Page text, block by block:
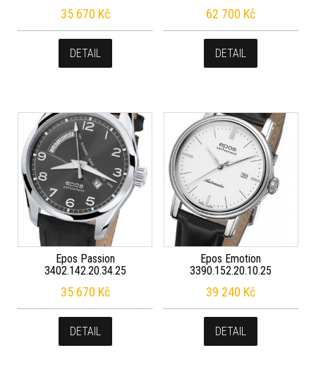
35 670 Kč
DETAIL
62 700 Kč
DETAIL
Epos Passion
3402.142.20.34.25
35 670 Kč
DETAIL
Epos Emotion
3390.152.20.10.25
39 240 Kč
DETAIL